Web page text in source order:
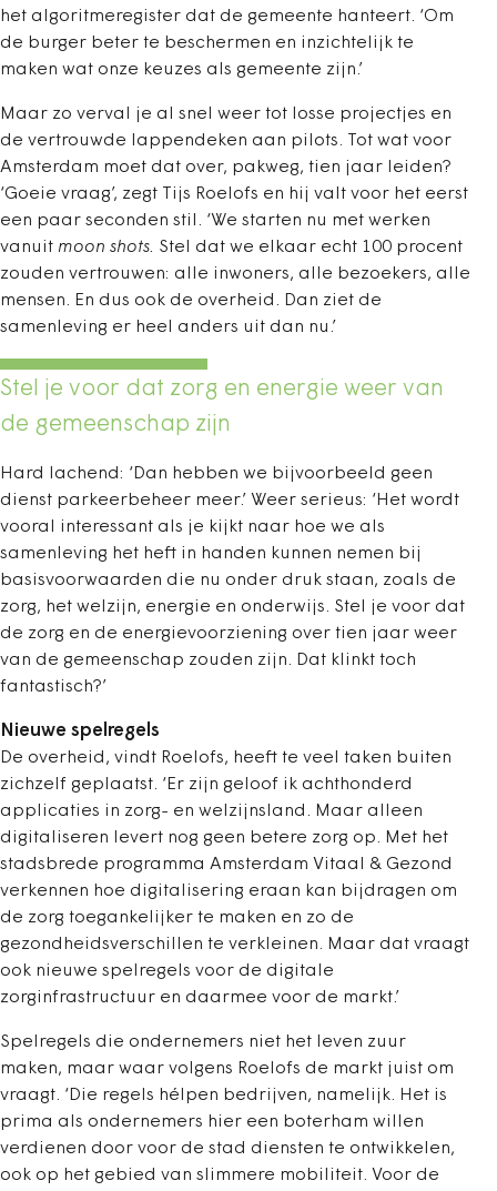
het algoritmeregister dat de gemeente hanteert. ‘Om
de burger beter te beschermen en inzichtelijk te
maken wat onze keuzes als gemeente zijn.’
Maar zo verval je al snel weer tot losse projectjes en
de vertrouwde lappendeken aan pilots. Tot wat voor
Amsterdam moet dat over, pakweg, tien jaar leiden?
‘Goeie vraag’, zegt Tijs Roelofs en hij valt voor het eerst
een paar seconden stil. ‘We starten nu met werken
vanuit moon shots. Stel dat we elkaar echt 100 procent
zouden vertrouwen: alle inwoners, alle bezoekers, alle
mensen. En dus ook de overheid. Dan ziet de
samenleving er heel anders uit dan nu.’
Stel je voor dat zorg en energie weer van
de gemeenschap zijn
Hard lachend: ‘Dan hebben we bijvoorbeeld geen
dienst parkeerbeheer meer.’ Weer serieus: ‘Het wordt
vooral interessant als je kijkt naar hoe we als
samenleving het heft in handen kunnen nemen bij
basisvoorwaarden die nu onder druk staan, zoals de
zorg, het welzijn, energie en onderwijs. Stel je voor dat
de zorg en de energievoorziening over tien jaar weer
van de gemeenschap zouden zijn. Dat klinkt toch
fantastisch?’
Nieuwe spelregels
De overheid, vindt Roelofs, heeft te veel taken buiten
zichzelf geplaatst. ‘Er zijn geloof ik achthonderd
applicaties in zorg- en welzijnsland. Maar alleen
digitaliseren levert nog geen betere zorg op. Met het
stadsbrede programma Amsterdam Vitaal & Gezond
verkennen hoe digitalisering eraan kan bijdragen om
de zorg toegankelijker te maken en zo de
gezondheidsverschillen te verkleinen. Maar dat vraagt
ook nieuwe spelregels voor de digitale
zorginfrastructuur en daarmee voor de markt.’
Spelregels die ondernemers niet het leven zuur
maken, maar waar volgens Roelofs de markt juist om
vraagt. ‘Die regels hélpen bedrijven, namelijk. Het is
prima als ondernemers hier een boterham willen
verdienen door voor de stad diensten te ontwikkelen,
ook op het gebied van slimmere mobiliteit. Voor de